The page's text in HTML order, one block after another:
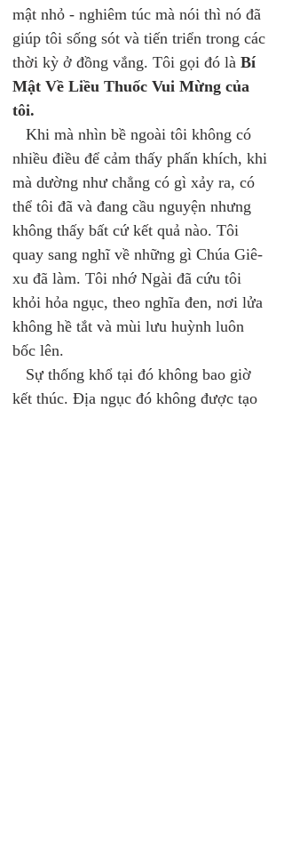
mật nhỏ - nghiêm túc mà nói thì nó đã
giúp tôi sống sót và tiến triển trong các
thời kỳ ở đồng vắng. Tôi gọi đó là Bí
Mật Về Liều Thuốc Vui Mừng của
tôi.
Khi mà nhìn bề ngoài tôi không có
nhiều điều để cảm thấy phấn khích, khi
mà dường như chẳng có gì xảy ra, có
thể tôi đã và đang cầu nguyện nhưng
không thấy bất cứ kết quả nào. Tôi
quay sang nghĩ về những gì Chúa Giê-
xu đã làm. Tôi nhớ Ngài đã cứu tôi
khỏi hỏa ngục, theo nghĩa đen, nơi lửa
không hề tắt và mùi lưu huỳnh luôn
bốc lên.
Sự thống khổ tại đó không bao giờ
kết thúc. Địa ngục đó không được tạo